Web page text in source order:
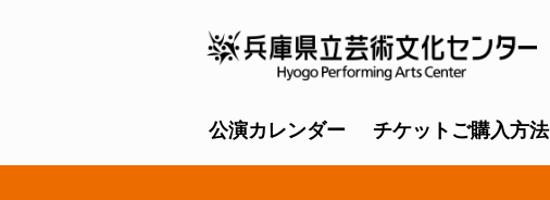
公演カレンダー チケットご購入方法